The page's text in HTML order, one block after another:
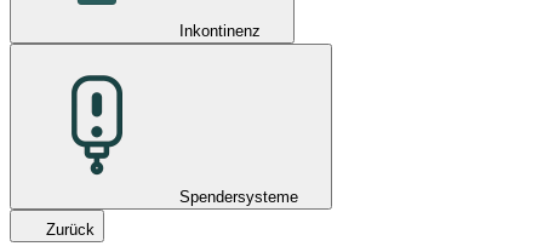
Inkontinenz
Spendersysteme
Zurück